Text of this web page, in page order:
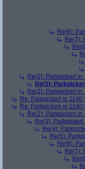
Re(6):
Re(7):
Re(2): Parkpickerl in
Re(3):
Re(2): Parkpickerl in
Re: Parkpickerl in 1140
Re: Parkpickerl in 1140
Re(2): Parkpickerl in
Re(3):
Re(4):
Re(5):
Re(6):
Re(7):